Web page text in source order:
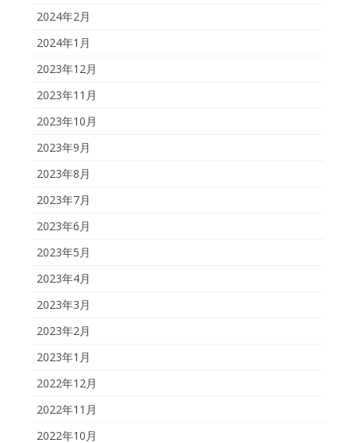
2024年2月
2024年1月
2023年12月
2023年11月
2023年10月
2023年9月
2023年8月
2023年7月
2023年6月
2023年5月
2023年4月
2023年3月
2023年2月
2023年1月
2022年12月
2022年11月
2022年10月